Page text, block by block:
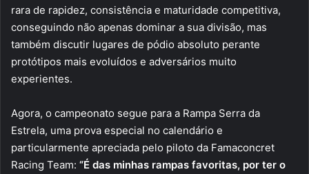
rara de rapidez, consistência e maturidade competitiva,
conseguindo não apenas dominar a sua divisão, mas
também discutir lugares de pódio absoluto perante
protótipos mais evoluídos e adversários muito
experientes.
Agora, o campeonato segue para a Rampa Serra da
Estrela, uma prova especial no calendário e
particularmente apreciada pelo piloto da Famaconcret
Racing Team: “É das minhas rampas favoritas, por ter o